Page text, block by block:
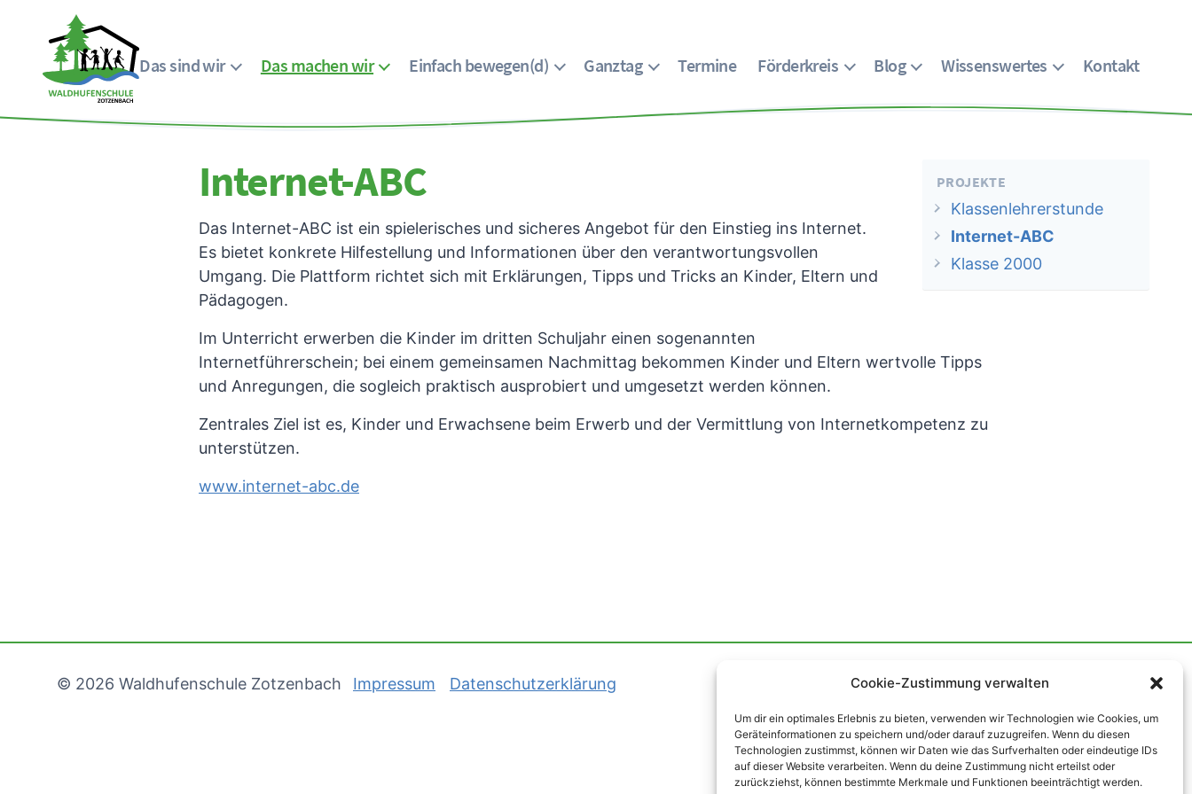
Cookie-Zustimmung verwalten
Um dir ein optimales Erlebnis zu bieten, verwenden wir Technologien wie Cookies, um
Geräteinformationen zu speichern und/oder darauf zuzugreifen. Wenn du diesen
Technologien zustimmst, können wir Daten wie das Surfverhalten oder eindeutige IDs
auf dieser Website verarbeiten. Wenn du deine Zustimmung nicht erteilst oder
zurückziehst, können bestimmte Merkmale und Funktionen beeinträchtigt werden.
Waldhufenschule
Das sind wir Das machen wir Einfach bewegen(d) Ganztag Termine Förderkreis Blog Wissenswertes Kontakt
Menü
PROJEKTE
Klassenlehrerstunde
Internet-ABC
Klasse 2000
Internet-ABC
Das Internet-ABC ist ein spielerisches und sicheres Angebot für den Einstieg ins Internet.
Es bietet konkrete Hilfestellung und Informationen über den verantwortungsvollen
Umgang. Die Plattform richtet sich mit Erklärungen, Tipps und Tricks an Kinder, Eltern und
Pädagogen.
Im Unterricht erwerben die Kinder im dritten Schuljahr einen sogenannten
Internetführerschein; bei einem gemeinsamen Nachmittag bekommen Kinder und Eltern wertvolle Tipps
und Anregungen, die sogleich praktisch ausprobiert und umgesetzt werden können.
Zentrales Ziel ist es, Kinder und Erwachsene beim Erwerb und der Vermittlung von Internetkompetenz zu
unterstützen.
www.internet-abc.de
© 2026 Waldhufenschule Zotzenbach Impressum Datenschutzerklärung Nach oben